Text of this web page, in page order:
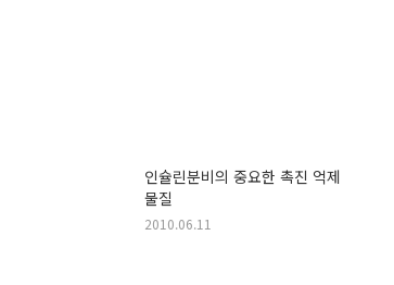
인슐린분비의 중요한 촉진 억제
물질
2010.06.11